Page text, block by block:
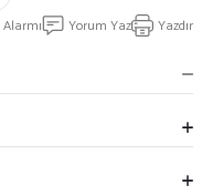
Yorum Yaz Yazdır